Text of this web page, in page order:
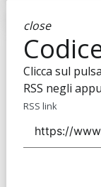
close
Clicca sul
RSS negli
RSS link